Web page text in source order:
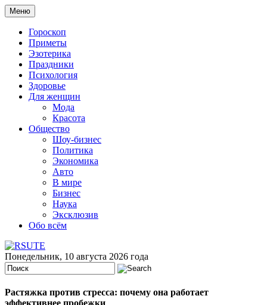
Меню
Гороскоп
Приметы
Эзотерика
Праздники
Психология
Здоровье
Для женщин
Мода
Красота
Общество
Шоу-бизнес
Политика
Экономика
Авто
В мире
Бизнес
Наука
Эксклюзив
Обо всём
Понедельник, 10 августа 2026 года
Растяжка против стресса: почему она работает